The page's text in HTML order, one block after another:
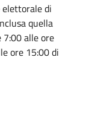
di
quella
7:00 alle ore
ore 15:00 di